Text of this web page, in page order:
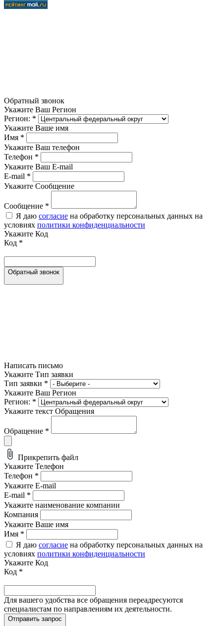
Обратный звонок
Укажите Ваш Регион
Регион: *
Укажите Ваше имя
Имя *
Укажите Ваш телефон
Телефон *
Укажите Ваш E-mail
E-mail *
Укажите Сообщение
Сообщение *
Я даю согласие на обработку персональных данных на
условиях политики конфиденциальности
Укажите Код
Код *
Обратный звонок
Написать письмо
Укажите Тип заявки
Тип заявки *
Укажите Ваш Регион
Регион: *
Укажите текст Обращения
Обращение *
Прикрепить файл
Укажите Телефон
Телефон *
Укажите E-mail
E-mail *
Укажите наименование компании
Компания
Укажите Ваше имя
Имя *
Я даю согласие на обработку персональных данных на
условиях политики конфиденциальности
Укажите Код
Код *
Для вашего удобства все обращения переадресуются
специалистам по направлениям их деятельности.
Отправить запрос